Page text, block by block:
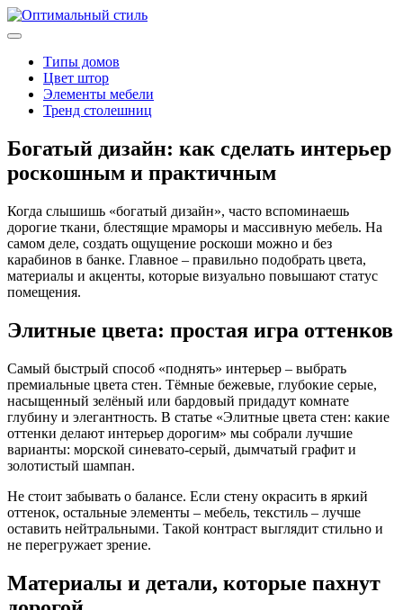
Типы домов
Цвет штор
Элементы мебели
Тренд столешниц
Богатый дизайн: как сделать интерьер
роскошным и практичным
Когда слышишь «богатый дизайн», часто вспоминаешь
дорогие ткани, блестящие мраморы и массивную мебель. На
самом деле, создать ощущение роскоши можно и без
карабинов в банке. Главное – правильно подобрать цвета,
материалы и акценты, которые визуально повышают статус
помещения.
Элитные цвета: простая игра оттенков
Самый быстрый способ «поднять» интерьер – выбрать
премиальные цвета стен. Тёмные бежевые, глубокие серые,
насыщенный зелёный или бардовый придадут комнате
глубину и элегантность. В статье «Элитные цвета стен: какие
оттенки делают интерьер дорогим» мы собрали лучшие
варианты: морской синевато‑серый, дымчатый графит и
золотистый шампан.
Не стоит забывать о балансе. Если стену окрасить в яркий
оттенок, остальные элементы – мебель, текстиль – лучше
оставить нейтральными. Такой контраст выглядит стильно и
не перегружает зрение.
Материалы и детали, которые пахнут